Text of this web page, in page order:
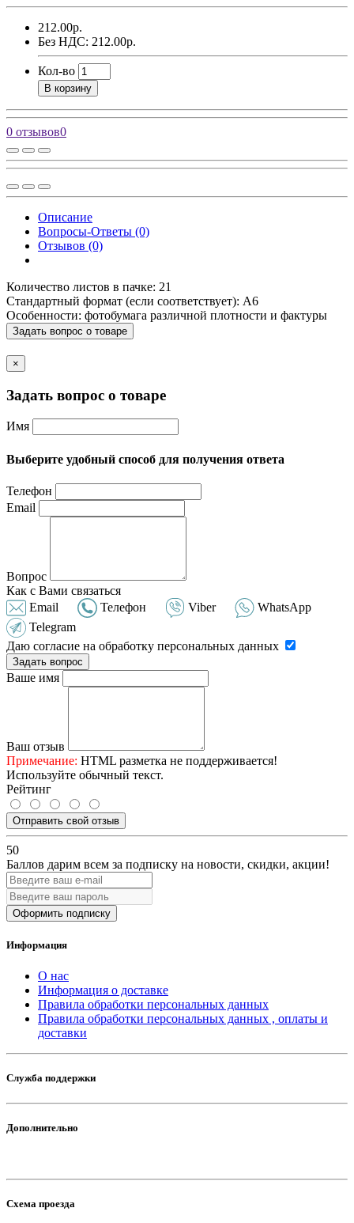
212.00р.
Без НДС: 212.00р.
Кол-во
В корзину
0 отзывов0
Описание
Вопросы-Ответы (0)
Отзывов (0)
Количество листов в пачке: 21
Стандартный формат (если соответствует): A6
Особенности: фотобумага различной плотности и фактуры
Задать вопрос о товаре
×
Задать вопрос о товаре
Имя
Выберите удобный способ для получения ответа
Телефон
Email
Вопрос
Как с Вами связаться
Email
Телефон Viber
WhatsApp
Telegram
Даю согласие на обработку персональных данных
Задать вопрос
Ваше имя
Ваш отзыв
Примечание: HTML разметка не поддерживается!
Используйте обычный текст.
Рейтинг
Отправить свой отзыв
50
Баллов дарим всем за подписку на новости, скидки, акции!
Оформить подписку
Информация
О нас
Информация о доставке
Правила обработки персональных данных
Правила обработки персональных данных , оплаты и
доставки
Служба поддержки
Дополнительно
Схема проезда